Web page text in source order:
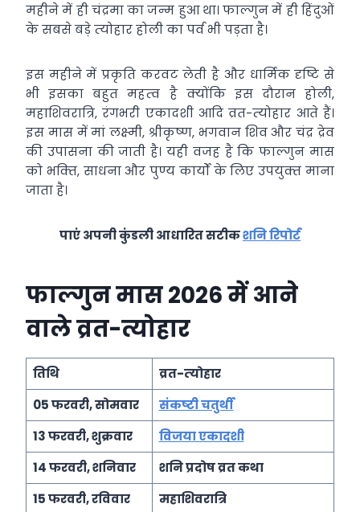
महीने में ही चंद्रमा का जन्‍म हुआ था। फाल्‍गुन में ही हिंदुओं
के सबसे बड़े त्‍योहार होली का पर्व भी पड़ता है।
इस महीने में प्रकृति करवट लेती है और धार्मिक दृष्टि से
भी इसका बहुत महत्‍व है क्‍योंकि इस दौरान होली,
महाशिवरात्रि, रंगभरी एकादशी आदि व्रत-त्‍योहार आते हैं।
इस मास में मां लक्ष्‍मी, श्रीकृष्‍ण, भगवान शिव और चंद्र द्रेव
की उपासना की जाती है। यही वजह है कि फाल्‍गुन मास
को भक्‍ति, साधना और पुण्‍य कार्यों के लिए उपयुक्‍त माना
जाता है।
पाएं अपनी कुंडली आधारित सटीकशनि रिपोर्ट
फाल्‍गुन मास 2026 में आने
वाले व्रत-त्योहार
तिथि
व्रत-त्‍योहार
05 फरवरी, सोमवार
संकष्‍टी चतुर्थी
13 फरवरी, शुक्रवार
विजया एकादशी
14 फरवरी, शनिवार
शनि प्रदोष व्रत कथा
15 फरवरी, रविवार
महाशिवरात्रि